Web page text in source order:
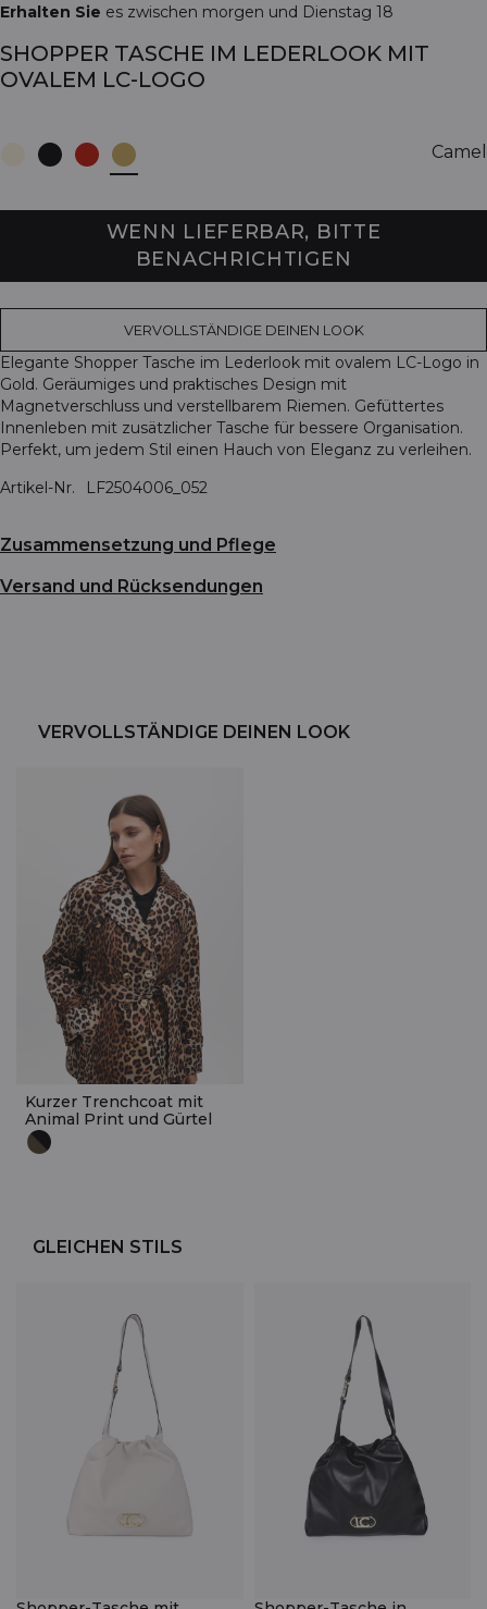
Erhalten Sie es zwischen morgen und Dienstag 18
SHOPPER TASCHE IM LEDERLOOK MIT
OVALEM LC-LOGO
Camel
WENN LIEFERBAR, BITTE
BENACHRICHTIGEN
VERVOLLSTÄNDIGE DEINEN LOOK
Elegante Shopper Tasche im Lederlook mit ovalem LC-Logo in
Gold. Geräumiges und praktisches Design mit
Magnetverschluss und verstellbarem Riemen. Gefüttertes
Innenleben mit zusätzlicher Tasche für bessere Organisation.
Perfekt, um jedem Stil einen Hauch von Eleganz zu verleihen.
Artikel-Nr.
LF2504006_052
Zusammensetzung und Pflege
Versand und Rücksendungen
VERVOLLSTÄNDIGE DEINEN LOOK
Kurzer Trenchcoat mit
Animal Print und Gürtel
GLEICHEN STILS